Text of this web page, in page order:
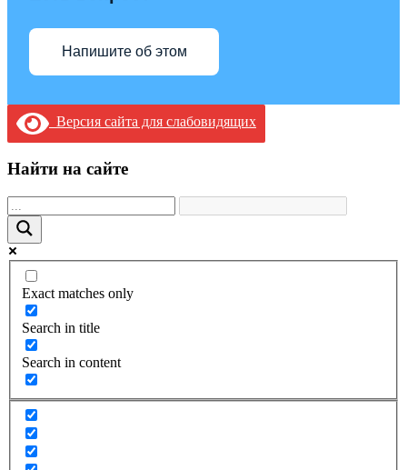
Напишите об этом
Версия сайта для слабовидящих
Найти на сайте
Exact matches only
Search in title
Search in content